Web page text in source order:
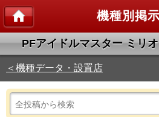
機種別掲
PFアイドルマスター ミリ
＜機種データ・設置店